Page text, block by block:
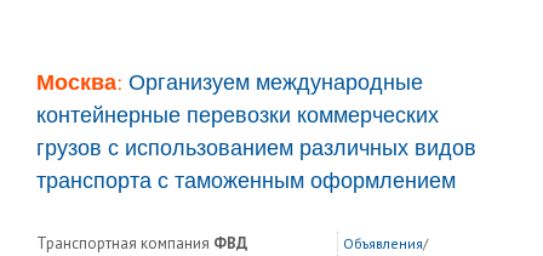
Москва: Организуем международные
контейнерные перевозки коммерческих
грузов с использованием различных видов
транспорта с таможенным оформлением
Транспортная компания ФВД
Объявления/